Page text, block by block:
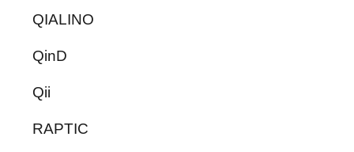
QIALINO
QinD
Qii
RAPTIC